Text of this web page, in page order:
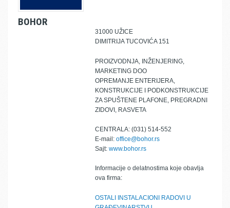
BOHOR
31000 UŽICE
DIMITRIJA TUCOVIĆA 151
PROIZVODNJA, INŽENJERING,
MARKETING DOO
OPREMANJE ENTERIJERA,
KONSTRUKCIJE I PODKONSTRUKCIJE
ZA SPUŠTENE PLAFONE, PREGRADNI
ZIDOVI, RASVETA
CENTRALA: (031) 514-552
E-mail: office@bohor.rs
Sajt: www.bohor.rs
Informacije o delatnostima koje obavlja
ova firma:
OSTALI INSTALACIONI RADOVI U